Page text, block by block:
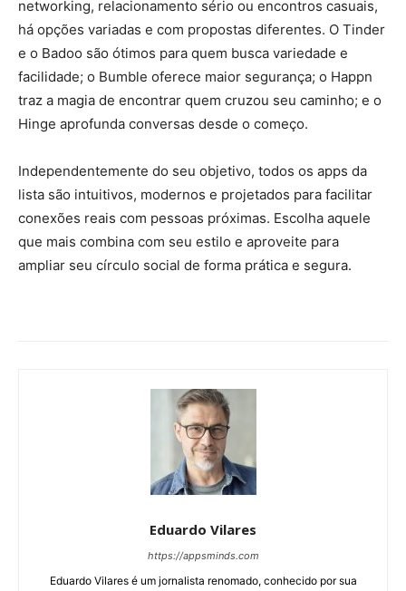
networking, relacionamento sério ou encontros casuais,
há opções variadas e com propostas diferentes. O Tinder
e o Badoo são ótimos para quem busca variedade e
facilidade; o Bumble oferece maior segurança; o Happn
traz a magia de encontrar quem cruzou seu caminho; e o
Hinge aprofunda conversas desde o começo.
Independentemente do seu objetivo, todos os apps da
lista são intuitivos, modernos e projetados para facilitar
conexões reais com pessoas próximas. Escolha aquele
que mais combina com seu estilo e aproveite para
ampliar seu círculo social de forma prática e segura.
Eduardo Vilares
https://appsminds.com
Eduardo Vilares é um jornalista renomado, conhecido por sua